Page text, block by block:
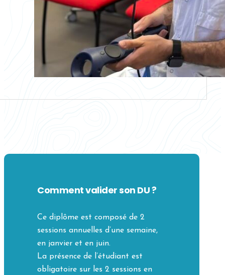
Comment valider son DU ?
Ce diplôme est composé de 2
sessions annuelles d’une semaine,
en janvier et en juin.
La présence de l’étudiant est
obligatoire sur les 2 sessions en